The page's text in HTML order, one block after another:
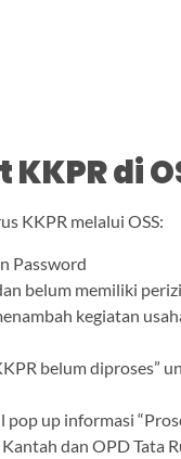
di
KKPR melalui OSS:
Password
belum memiliki
kegiatan
belum diproses”
pop up informasi
dan OPD Tata